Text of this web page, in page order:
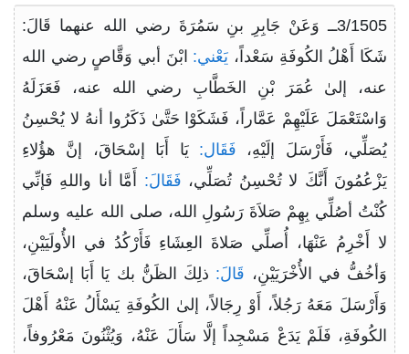
3/1505ــ وَعَنْ جَابِرِ بنِ سَمُرَةَ رضي الله عنهما قَالَ:
شَكَا أَهْلُ الكُوفَةِ سَعْداً، يَعْني: ابْنَ أبي وَقَّاصٍ رضي الله
عنه، إلىٰ عُمَرَ بْنِ الخَطَّابِ رضي الله عنه، فَعَزَلَهُ
وَاسْتَعْمَلَ عَلَيْهِمْ عَمَّاراً، فَشَكَوْا حَتَّىٰ ذَكَرُوا أنهُ لا يُحْسِنُ
يُصَلِّي، فَأَرْسَلَ إلَيْهِ، فَقَال: يَا أَبَا إسْحَاقَ، إنَّ هؤُلاءِ
يَزْعُمُونَ أَنَّكَ لا تُحْسِنُ تُصَلِّي، فَقَالَ: أَمَّا أنا واللهِ فَإنِّي
كُنْتُ أصُلِّي بِهِمْ صَلاَةَ رَسُولِ الله، صلى الله عليه وسلم
لا أَخْرِمُ عَنْهَا، أُصلِّي صَلاةَ العِشَاءِ فَأَرْكُدُ في الأُولَيَيْنِ،
وَأخُفُّ في الأُخْرَيَيْنِ، قَالَ: ذلِكَ الظَنُّ بك يَا أَبَا إسْحَاقَ،
وَأَرْسَلَ مَعَهُ رَجُلاً، أَوْ رِجَالاً، إلىٰ الكُوفَةِ يَسْأَلُ عَنْهُ أَهْلَ
الكُوفَةِ، فَلَمْ يَدَعْ مَسْجِداً إلَّا سَأَلَ عَنْهُ، وَيُثْنُونَ مَعْرُوفاً،